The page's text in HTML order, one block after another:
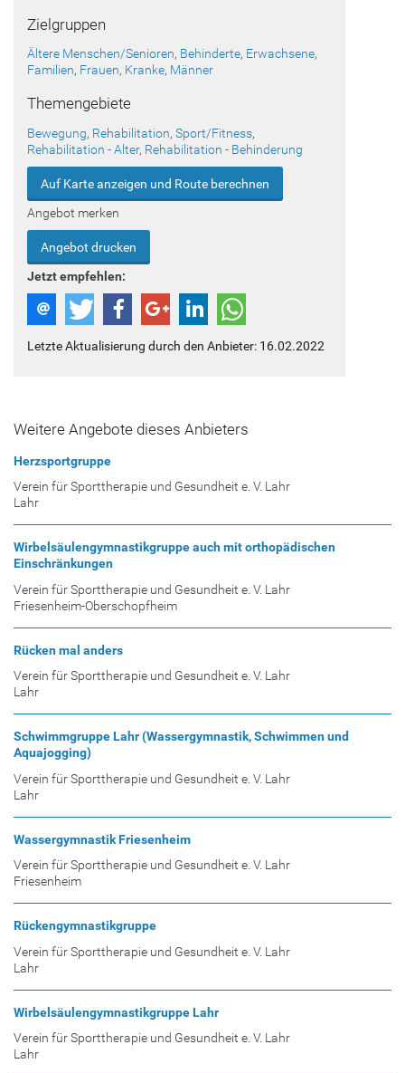
Zielgruppen
Ältere Menschen/Senioren, Behinderte, Erwachsene,
Familien, Frauen, Kranke, Männer
Themengebiete
Bewegung, Rehabilitation, Sport/Fitness,
Rehabilitation - Alter, Rehabilitation - Behinderung
Auf Karte anzeigen und Route berechnen
Angebot merken
Angebot drucken
Jetzt empfehlen:
Letzte Aktualisierung durch den Anbieter: 16.02.2022
Weitere Angebote dieses Anbieters
Herzsportgruppe
Verein für Sporttherapie und Gesundheit e. V. Lahr
Lahr
Wirbelsäulengymnastikgruppe auch mit orthopädischen
Einschränkungen
Verein für Sporttherapie und Gesundheit e. V. Lahr
Friesenheim-Oberschopfheim
Rücken mal anders
Verein für Sporttherapie und Gesundheit e. V. Lahr
Lahr
Schwimmgruppe Lahr (Wassergymnastik, Schwimmen und
Aquajogging)
Verein für Sporttherapie und Gesundheit e. V. Lahr
Lahr
Wassergymnastik Friesenheim
Verein für Sporttherapie und Gesundheit e. V. Lahr
Friesenheim
Rückengymnastikgruppe
Verein für Sporttherapie und Gesundheit e. V. Lahr
Lahr
Wirbelsäulengymnastikgruppe Lahr
Verein für Sporttherapie und Gesundheit e. V. Lahr
Lahr